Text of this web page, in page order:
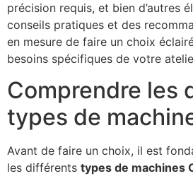
précision requis, et bien d’autres
conseils pratiques et des
en mesure de faire un choix
besoins spécifiques de votre
Comprendre les
types de
Avant de faire un choix, il est
les différents types de machines